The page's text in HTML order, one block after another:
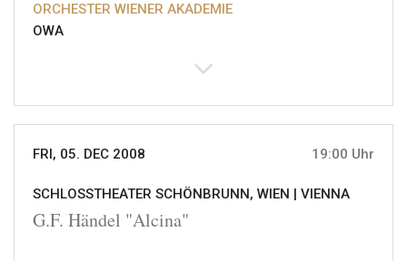
ORCHESTER WIENER AKADEMIE
OWA
FRI, 05. DEC 2008 19:00 Uhr
SCHLOSSTHEATER SCHÖNBRUNN, WIEN | VIENNA
G.F. Händel "Alcina"